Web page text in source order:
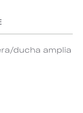
ducha amplia